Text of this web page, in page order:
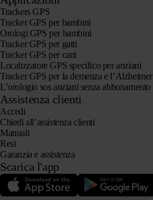
Trackers GPS
Tracker GPS per bambini
Orologi GPS per bambini
Tracker GPS per gatti
Tracker GPS per cani
Localizzatore GPS specifico per anziani
Tracker GPS per la demenza e l’Alzheimer
L’orologio sos anziani senza abbonamento
Assistenza clienti
Accedi
Chiedi all’assistenza clienti
Manuali
Resi
Garanzia e assistenza
Scarica l'app